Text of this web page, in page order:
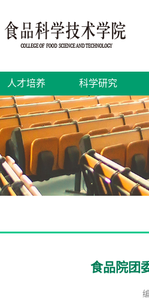
人才培养 科学研究
食品院团